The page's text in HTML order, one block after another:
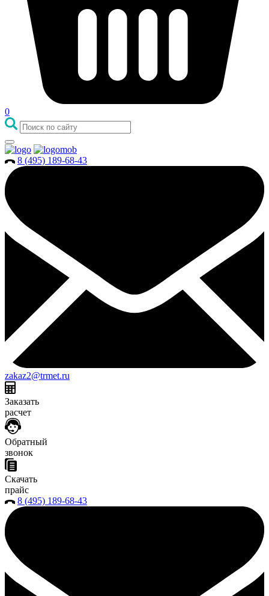
0
8 (495) 189-68-43
zakaz2@trmet.ru
Заказать
расчет
Обратный
звонок
Скачать
прайс
8 (495) 189-68-43